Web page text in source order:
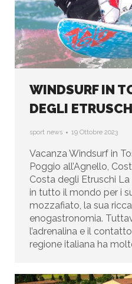
WINDSURF IN
DEGLI
sport news 19 Ottobre 2023
Vacanza Windsurf in
Poggio all’Agnello,
Costa degli Etruschi
in tutto il mondo per i
mozzafiato, la sua
enogastronomia.
l’adrenalina e il
regione italiana ha